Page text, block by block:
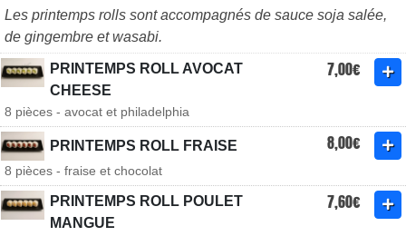
Les printemps rolls sont accompagnés de sauce soja salée,
de gingembre et wasabi.
PRINTEMPS ROLL AVOCAT
CHEESE
7,00€
8 pièces - avocat et philadelphia
PRINTEMPS ROLL FRAISE 8,00€
8 pièces - fraise et chocolat
PRINTEMPS ROLL POULET
MANGUE
7,60€